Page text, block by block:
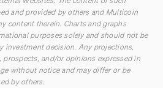
and provided by others and Multicoin
content therein. Charts and graphs
purposes solely and should not be
investment decision. Any projections,
prospects, and/or opinions expressed in
without notice and may differ or be
by others.